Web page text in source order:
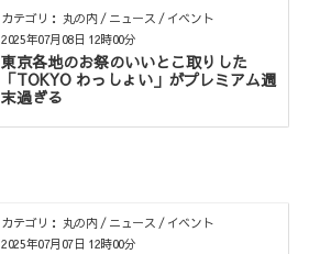
カテゴリ： 丸の内 / ニュース / イベント
東京各地のお祭のいいとこ取りした
「TOKYO わっしょい」がプレミアム週
末過ぎる
2025年07月08日 12時00分
カテゴリ： 丸の内 / ニュース / イベント
2025年07月07日 12時00分